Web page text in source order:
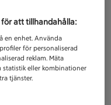
att tillhandahålla:
en enhet. Använda
för personaliserad
reklam. Mäta
statistik eller kombinationer
tjänster.